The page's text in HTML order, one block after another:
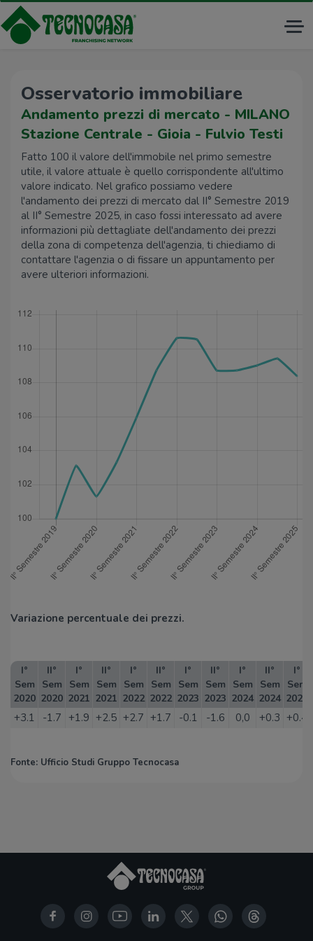
Osservatorio immobiliare
Andamento prezzi di mercato - MILANO
Stazione Centrale - Gioia - Fulvio Testi
Fatto 100 il valore dell'immobile nel primo semestre
utile, il valore attuale è quello corrispondente all'ultimo
valore indicato. Nel grafico possiamo vedere
l'andamento dei prezzi di mercato dal II° Semestre 2019
al II° Semestre 2025, in caso fossi interessato ad avere
informazioni più dettagliate dell'andamento dei prezzi
della zona di competenza dell'agenzia, ti chiediamo di
contattare l'agenzia o di fissare un appuntamento per
avere ulteriori informazioni.
Variazione percentuale dei prezzi.
I°
Sem
2020
II°
Sem
2020
I°
Sem
2021
II°
Sem
2021
I°
Sem
2022
II°
Sem
2022
I°
Sem
2023
II°
Sem
2023
I°
Sem
2024
II°
Sem
2024
I°
Sem
2025
+3.1 -1.7 +1.9 +2.5 +2.7 +1.7 -0.1 -1.6 0,0 +0.3 +0.4
Fonte: Ufficio Studi Gruppo Tecnocasa